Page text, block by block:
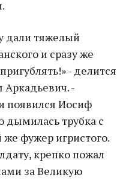
дали тяжелый
и сразу же
- делится
-
появился Иосиф
дымилась трубка с
же фужер игристого.
крепко пожал
за Великую